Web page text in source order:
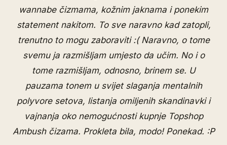
wannabe čizmama, kožnim jaknama i ponekim
statement nakitom. To sve naravno kad zatopli,
trenutno to mogu zaboraviti :( Naravno, o tome
svemu ja razmišljam umjesto da učim. No i o
tome razmišljam, odnosno, brinem se. U
pauzama tonem u svijet slaganja mentalnih
polyvore setova, listanja omiljenih skandinavki i
vajnanja oko nemogućnosti kupnje Topshop
Ambush čizama. Prokleta bila, modo! Ponekad. :P